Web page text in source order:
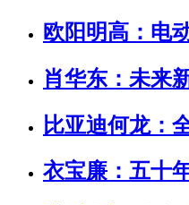
欧阳明高：电
肖华东：未来
比亚迪何龙：
衣宝廉：五十